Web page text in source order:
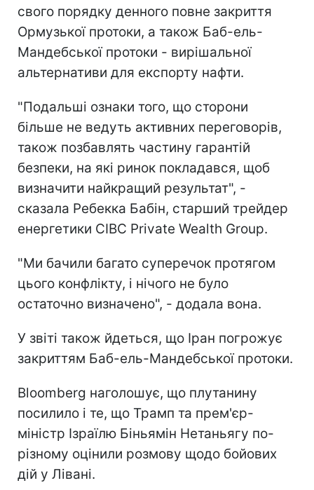
свого порядку денного повне закриття
Ормузької протоки, а також Баб-ель-
Мандебської протоки - вирішальної
альтернативи для експорту нафти.
"Подальші ознаки того, що сторони
більше не ведуть активних переговорів,
також позбавлять частину гарантій
безпеки, на які ринок покладався, щоб
визначити найкращий результат", -
сказала Ребекка Бабін, старший трейдер
енергетики CIBC Private Wealth Group.
"Ми бачили багато суперечок протягом
цього конфлікту, і нічого не було
остаточно визначено", - додала вона.
У звіті також йдеться, що Іран погрожує
закриттям Баб-ель-Мандебської протоки.
Bloomberg наголошує, що плутанину
посилило і те, що Трамп та прем'єр-
міністр Ізраїлю Біньямін Нетаньягу по-
різному оцінили розмову щодо бойових
дій у Лівані.